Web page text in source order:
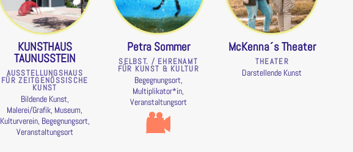
KUNSTHAUS
TAUNUSSTEIN
AUSSTELLUNGSHAUS
FÜR ZEITGENÖSSISCHE
KUNST
Bildende Kunst,
Malerei/Grafik, Museum,
Kulturverein, Begegnungsort,
Veranstaltungsort
Petra Sommer
SELBST. / EHRENAMT
FÜR KUNST & KULTUR
Begegnungsort,
Multiplikator*in,
Veranstaltungsort
McKenna´s Theater
THEATER
Darstellende Kunst